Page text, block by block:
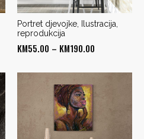
Portret djevojke, Ilustracija,
reprodukcija
KM55.00 – KM190.00